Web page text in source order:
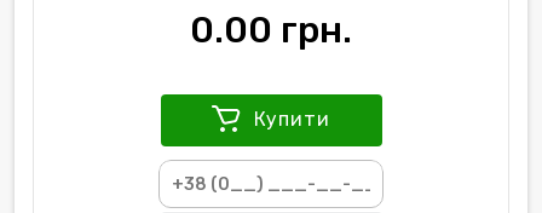
0.00 грн.
Купити